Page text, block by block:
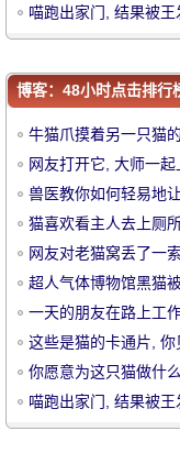
华
宠
喵跑出家门, 结果被王
喵跑出家门, 结果被王
博客：48小时点击排行
牛猫爪摸着另一只猫
到.....。
网友打开它, 大师一起
兽医教你如何轻易地
升.....。
猫喜欢看主人去上厕
了, 猫不做这件事, 因
网友对老猫窝丢了一
爬, 可是.....。
超人气体博物馆黑猫
因是..。
一天的朋友在路上工
但这只猫太长了.....。
这些是猫的卡通片, 你
你愿意为这只猫做什么
喵跑出家门, 结果被王